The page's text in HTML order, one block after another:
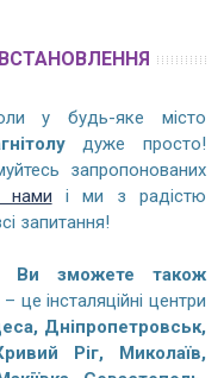
у будь-яке місто
дуже просто!
запропонованих
нами і ми з радістю
запитання!
Ви зможете також
це інсталяційні центри
Дніпропетровськ,
Ріг, Миколаїв,